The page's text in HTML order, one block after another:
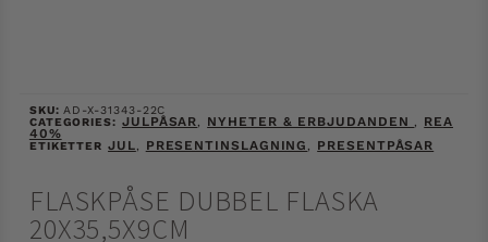
SKU:AD-X-31343-22C
CATEGORIES: JULPÅSAR, NYHETER & ERBJUDANDEN , REA
40%
ETIKETTER JUL, PRESENTINSLAGNING , PRESENTPÅSAR
FLASKPÅSE DUBBEL FLASKA
20X35,5X9CM